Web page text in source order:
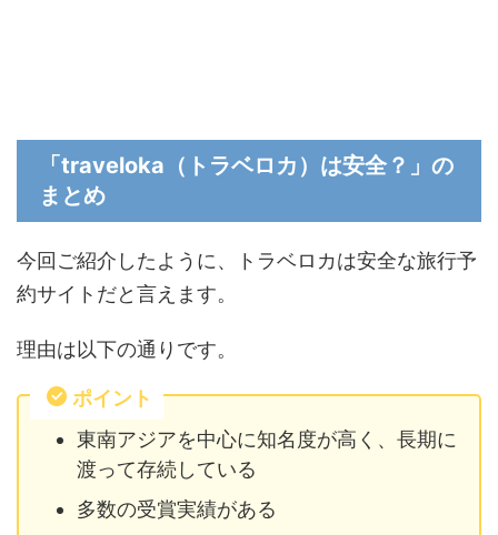
「traveloka（トラベロカ）は安全？」の
まとめ
今回ご紹介したように、トラベロカは安全な旅行予
約サイトだと言えます。
理由は以下の通りです。
ポイント
東南アジアを中心に知名度が高く、長期に
渡って存続している
多数の受賞実績がある